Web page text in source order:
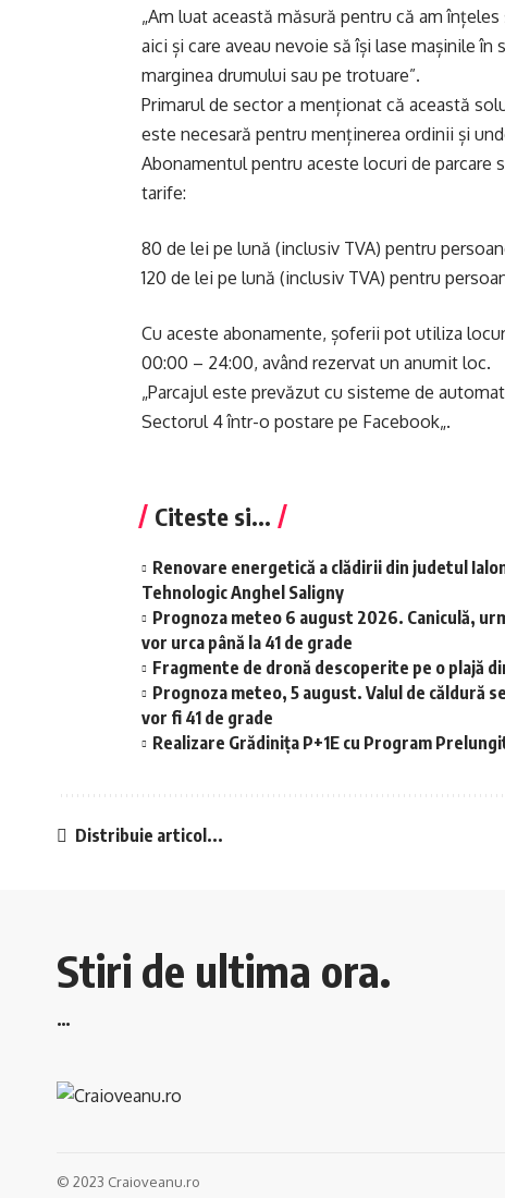
„Am luat această măsură pentru că am
aici și care aveau nevoie să își lase mașinile
marginea drumului sau pe trotuare”.
Primarul de sector a menționat că această
este necesară pentru menținerea ordinii și
Abonamentul pentru aceste locuri de parcare
tarife:
80 de lei pe lună (inclusiv TVA) pentru
120 de lei pe lună (inclusiv TVA) pentru
Cu aceste abonamente, șoferii pot utiliza
00:00 – 24:00, având rezervat un anumit loc.
„Parcajul este prevăzut cu sisteme de
Sectorul 4 într-o postare pe Facebook„.
Citeste si...
Renovare energetică a clădirii din judetul
Tehnologic Anghel Saligny
Prognoza meteo 6 august 2026. Caniculă,
vor urca până la 41 de grade
Fragmente de dronă descoperite pe o plajă
Prognoza meteo, 5 august. Valul de căldură
vor fi 41 de grade
Realizare Grădinița P+1E cu Program
Distribuie articol...
Stiri de ultima ora.
…
© 2023 Craioveanu.ro